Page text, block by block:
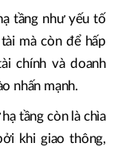
tầng như yếu tố
mà còn để hấp
chính và doanh
nhấn mạnh.
tầng còn là chìa
khi giao thông,